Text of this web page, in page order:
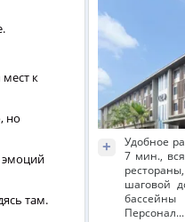
к
но
эмоций
там.
+
Удобное
7 мин.,
шаговой
Персонал...